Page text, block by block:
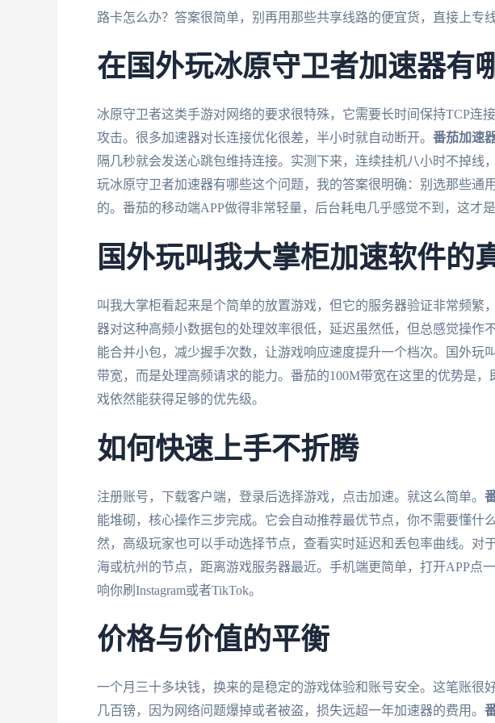
路卡怎么办？答案很简单，别再用那些共享线路的便宜货，直接上专线
在国外玩冰原守卫者加速器有
冰原守卫者这类手游对网络的要求很特殊，它需要长时间保持TCP连
攻击。很多加速器对长连接优化很差，半小时就自动断开。 番茄加速
隔几秒就会发送心跳包维持连接。实测下来，连续挂机八小时不掉线
玩冰原守卫者加速器有哪些这个问题，我的答案很明确：别选那些通
的。番茄的移动端APP做得非常轻量，后台耗电几乎感觉不到，这才
国外玩叫我大掌柜加速软件的
叫我大掌柜看起来是个简单的放置游戏，但它的服务器验证非常频繁
器对这种高频小数据包的处理效率很低，延迟虽然低，但总感觉操作不
能合并小包，减少握手次数，让游戏响应速度提升一个档次。国外玩
带宽，而是处理高频请求的能力。番茄的100M带宽在这里的优势是
戏依然能获得足够的优先级。
如何快速上手不折腾
注册账号，下载客户端，登录后选择游戏，点击加速。就这么简单。
能堆砌，核心操作三步完成。它会自动推荐最优节点，你不需要懂什
然，高级玩家也可以手动选择节点，查看实时延迟和丢包率曲线。对
海或杭州的节点，距离游戏服务器最近。手机端更简单，打开APP点
响你刷Instagram或者TikTok。
价格与价值的平衡
一个月三十多块钱，换来的是稳定的游戏体验和账号安全。这笔账很
几百镑，因为网络问题爆掉或者被盗，损失远超一年加速器的费用。